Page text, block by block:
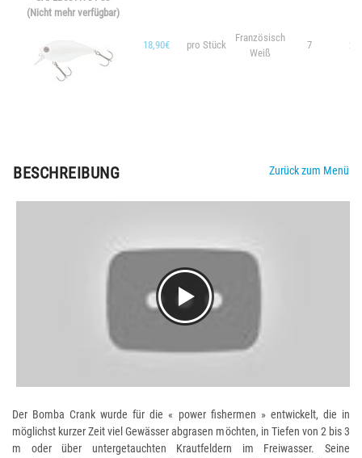
(Nicht mehr verfügbar)
18,90€ pro Stück
Französisch
Weiß
7
BESCHREIBUNG Zurück zum Menü
Der Bomba Crank wurde für die « power fishermen » entwickelt, die in
möglichst kurzer Zeit viel Gewässer abgrasen möchten, in Tiefen von 2 bis 3
m oder über untergetauchten Krautfeldern im Freiwasser. Seine